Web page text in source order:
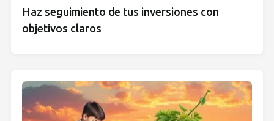
Haz seguimiento de tus inversiones con
objetivos claros